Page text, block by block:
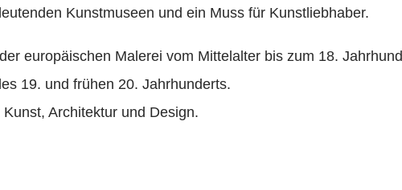
Kunstmuseen und ein Muss für Kunstliebhaber.
europäischen Malerei vom Mittelalter bis zum 18.
19. und frühen 20. Jahrhunderts.
Architektur und Design.